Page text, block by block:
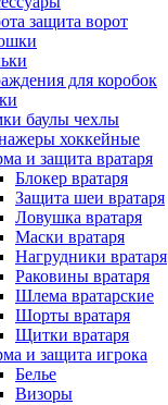
защита ворот
для коробок
баулы чехлы
хоккейные
и защита вратаря
Блокер вратаря
Защита шеи вратаря
Ловушка вратаря
Маски вратаря
Нагрудники вратаря
Раковины вратаря
Шлема вратарские
Шорты вратаря
Щитки вратаря
и защита игрока
Белье
Визоры